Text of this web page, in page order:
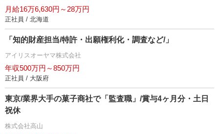
月給16万6,630円～28万円
正社員 / 北海道
「知的財産担当/特許・出願権利化・調査など/」
アイリスオーヤマ株式会社
年収500万円～850万円
正社員 / 大阪府
東京/業界大手の菓子商社で「監査職」/賞与4ヶ月分・土日
祝休
株式会社高山